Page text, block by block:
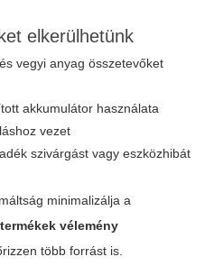
elkerülhetünk
vegyi anyag összetevőket
akkumulátor használata
vezet
szivárgást vagy eszközhibát
minimalizálja a
vélemény
több forrást is.